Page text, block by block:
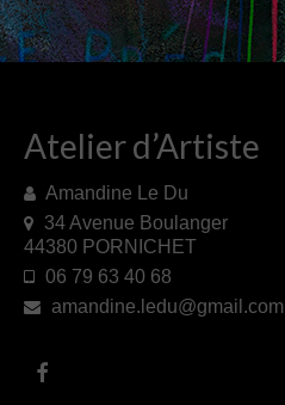
CONTACTS
Atelier d’Artiste
Amandine Le Du
34 Avenue Boulanger
44380 PORNICHET
06 79 63 40 68
amandine.ledu@gmail.com